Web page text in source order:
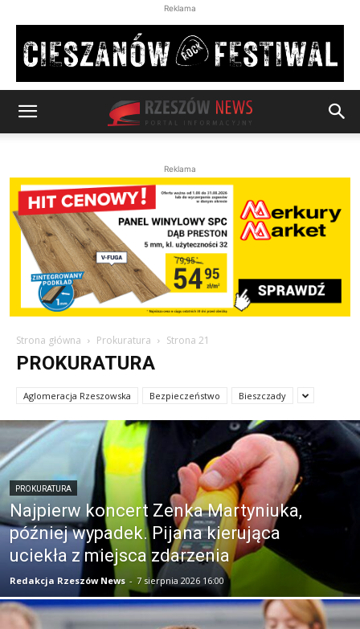
Reklama
Reklama
Strona główna Prokuratura Strona 21
PROKURATURA
Aglomeracja Rzeszowska Bezpieczeństwo Bieszczady
PROKURATURA
Najpierw koncert Zenka Martyniuka,
później wypadek. Pijana kierująca
uciekła z miejsca zdarzenia
Redakcja Rzeszów News - 7 sierpnia 2026 16:00